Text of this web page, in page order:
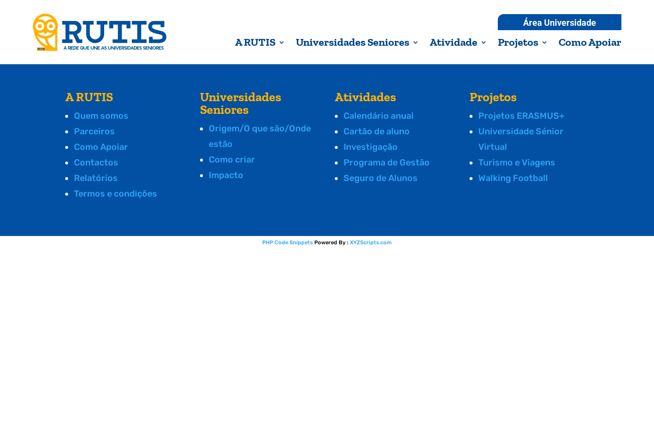
Área Universidade
A RUTIS Universidades Seniores Atividade Projetos Como Apoiar
A RUTIS
Quem somos
Parceiros
Como Apoiar
Contactos
Relatórios
Termos e condições
Universidades
Seniores
Origem/O que são/Onde
estão
Como criar
Impacto
Atividades
Calendário anual
Cartão de aluno
Investigação
Programa de Gestão
Seguro de Alunos
Projetos
Projetos ERASMUS+
Universidade Sénior
Virtual
Turismo e Viagens
Walking Football
PHP Code Snippets Powered By : XYZScripts.com